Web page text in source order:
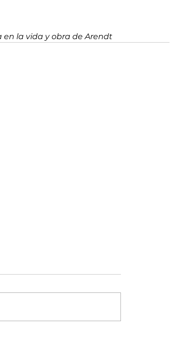
la vida y obra de Arendt